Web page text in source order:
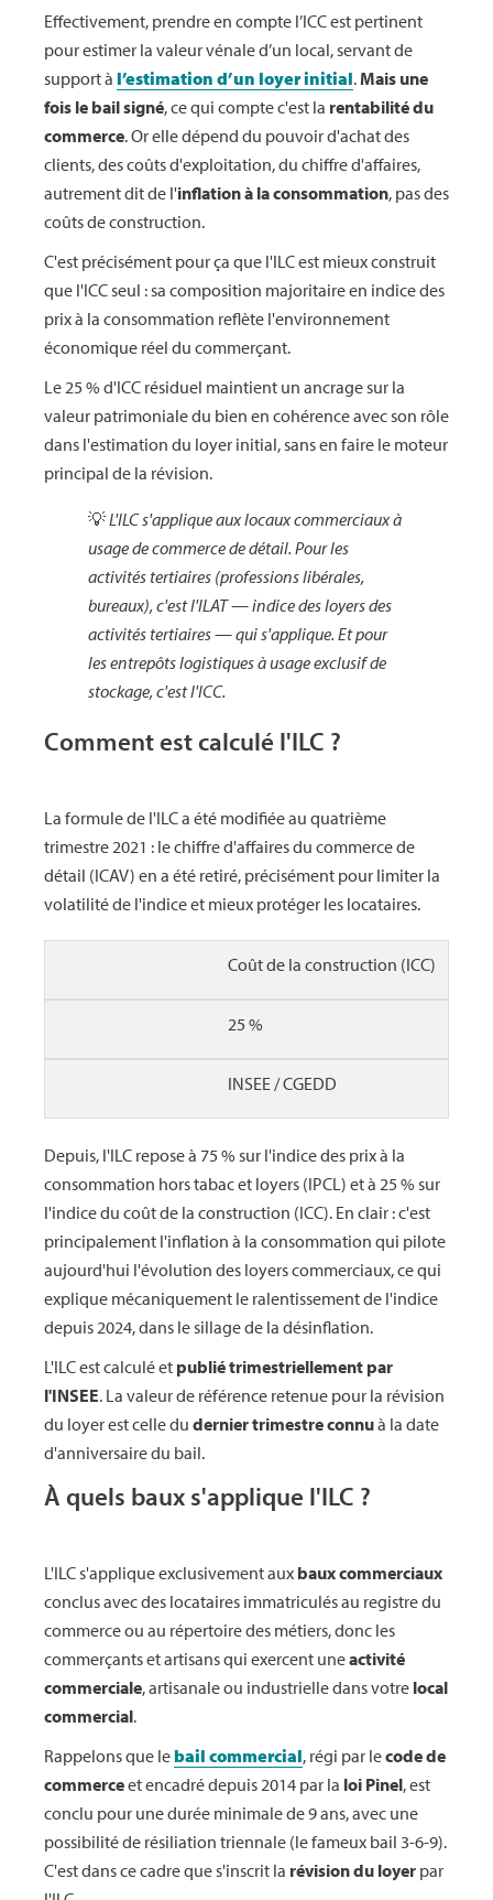
Effectivement, prendre en compte l’ICC est pertinent
pour estimer la valeur vénale d’un local, servant de
support à l’estimation d’un loyer initial. Mais une
fois le bail signé, ce qui compte c'est la rentabilité du
commerce. Or elle dépend du pouvoir d'achat des
clients, des coûts d'exploitation, du chiffre d'affaires,
autrement dit de l'inflation à la consommation, pas des
coûts de construction.
C'est précisément pour ça que l'ILC est mieux construit
que l'ICC seul : sa composition majoritaire en indice des
prix à la consommation reflète l'environnement
économique réel du commerçant.
Le 25 % d'ICC résiduel maintient un ancrage sur la
valeur patrimoniale du bien en cohérence avec son rôle
dans l'estimation du loyer initial, sans en faire le moteur
principal de la révision.
💡L'ILC s'applique aux locaux commerciaux à
usage de commerce de détail. Pour les
activités tertiaires (professions libérales,
bureaux), c'est l'ILAT — indice des loyers des
activités tertiaires — qui s'applique. Et pour
les entrepôts logistiques à usage exclusif de
stockage, c'est l'ICC.
Comment est calculé l'ILC ?
La formule de l'ILC a été modifiée au quatrième
trimestre 2021 : le chiffre d'affaires du commerce de
détail (ICAV) en a été retiré, précisément pour limiter la
volatilité de l'indice et mieux protéger les locataires.
Coût de la construction (ICC)
25 %
INSEE / CGEDD
Depuis, l'ILC repose à 75 % sur l'indice des prix à la
consommation hors tabac et loyers (IPCL) et à 25 % sur
l'indice du coût de la construction (ICC). En clair : c'est
principalement l'inflation à la consommation qui pilote
aujourd'hui l'évolution des loyers commerciaux, ce qui
explique mécaniquement le ralentissement de l'indice
depuis 2024, dans le sillage de la désinflation.
L'ILC est calculé et publié trimestriellement par
l'INSEE. La valeur de référence retenue pour la révision
du loyer est celle du dernier trimestre connuà la date
d'anniversaire du bail.
À quels baux s'applique l'ILC ?
L'ILC s'applique exclusivement aux baux commerciaux
conclus avec des locataires immatriculés au registre du
commerce ou au répertoire des métiers, donc les
commerçants et artisans qui exercent uneactivité
commerciale, artisanale ou industrielle dans votre local
commercial.
Rappelons que lebail commercial, régi par lecode de
commerceet encadré depuis 2014 par la loi Pinel, est
conclu pour une durée minimale de 9 ans, avec une
possibilité de résiliation triennale (le fameux bail 3-6-9).
C'est dans ce cadre que s'inscrit la révision du loyer par